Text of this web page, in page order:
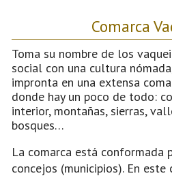
Comarca
Toma su nombre de los
social con una cultura
impronta en una extensa
donde hay un poco de todo:
interior, montañas, sierras,
bosques…
La comarca está conformada
concejos (municipios). En este